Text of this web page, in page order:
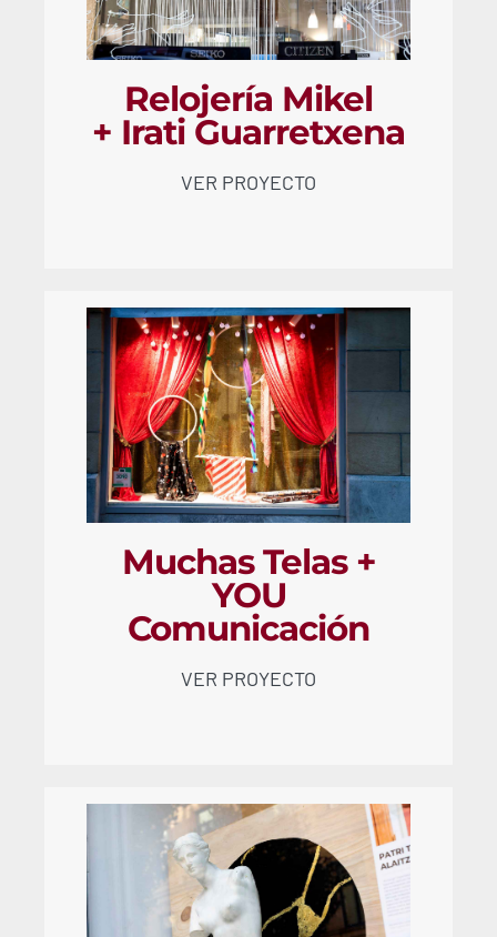
Relojería Mikel
+ Irati Guarretxena
VER PROYECTO
Muchas Telas +
YOU
Comunicación
VER PROYECTO